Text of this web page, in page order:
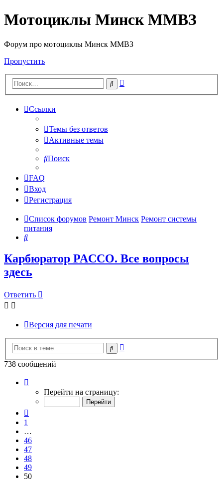
Мотоциклы Минск ММВЗ
Форум про мотоциклы Минск ММВЗ
Пропустить
Поиск
Ссылки
Темы без ответов
Активные темы
Поиск
FAQ
Вход
Регистрация
Список форумов Ремонт Минск Ремонт системы
питания
Поиск
Карбюратор PACCO. Все вопросы
здесь
Ответить
Версия для печати
Поиск
738 сообщений
50
Перейти на страницу:
1
…
46
47
48
49
50